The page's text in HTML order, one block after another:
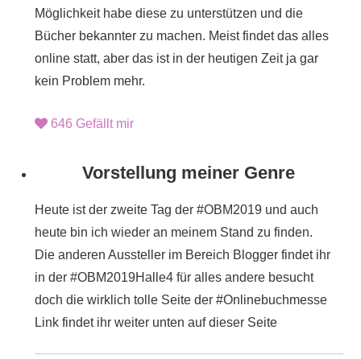
Möglichkeit habe diese zu unterstützen und die
Bücher bekannter zu machen. Meist findet das alles
online statt, aber das ist in der heutigen Zeit ja gar
kein Problem mehr.
646 Gefällt mir
Vorstellung meiner Genre
Heute ist der zweite Tag der #OBM2019 und auch
heute bin ich wieder an meinem Stand zu finden.
Die anderen Aussteller im Bereich Blogger findet ihr
in der #OBM2019Halle4 für alles andere besucht
doch die wirklich tolle Seite der #Onlinebuchmesse
Link findet ihr weiter unten auf dieser Seite